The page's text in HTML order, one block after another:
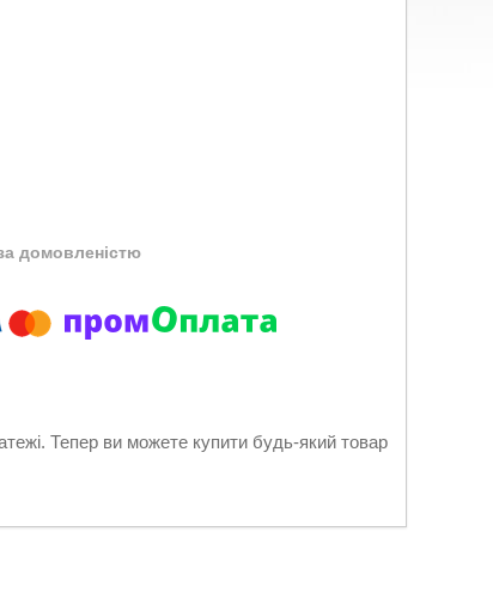
домовленістю
Тепер ви можете купити будь-який товар